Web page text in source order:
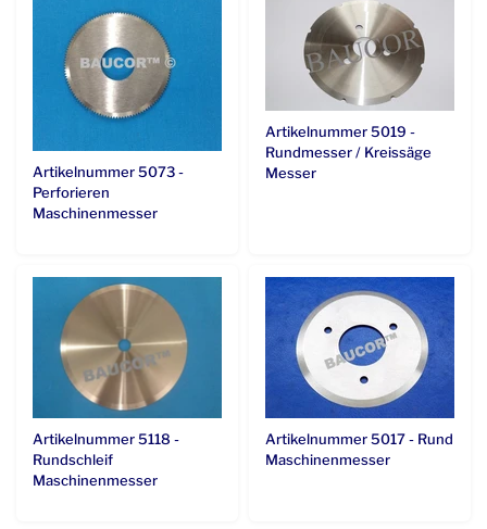
Artikelnummer 5073 -
Perforieren
Maschinenmesser
Artikelnummer 5019 -
Rundmesser / Kreissäge
Messer
Artikelnummer 5118 -
Rundschleif
Maschinenmesser
Artikelnummer 5017 - Rund
Maschinenmesser